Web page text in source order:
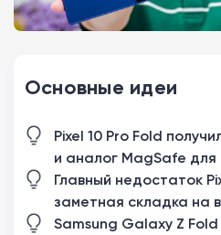
Основные идеи
Pixel 10 Pro Fold
и аналог MagSafe для
Главный недостаток
заметная складка на
Samsung Galaxy Z